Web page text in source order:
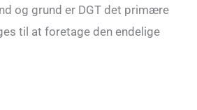
og grund er DGT det primære
til at foretage den endelige